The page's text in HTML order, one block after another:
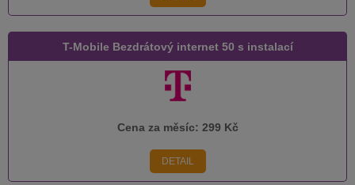
T-Mobile Bezdrátový internet 50 s instalací
Cena za měsíc: 299 Kč
DETAIL